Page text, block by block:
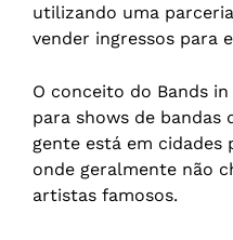
utilizando uma
vender ingressos para
O conceito do Bands
para shows de bandas
gente está em cidades
onde geralmente não
artistas famosos.